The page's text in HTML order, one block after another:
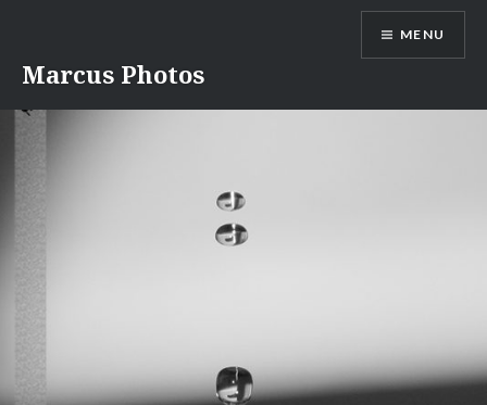
contenu
Marcus Photos
MENU